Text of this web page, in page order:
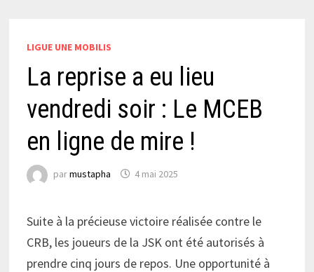
LIGUE UNE MOBILIS
La reprise a eu lieu
vendredi soir : Le MCEB
en ligne de mire !
parmustapha 4 mai 2025
Suite à la précieuse victoire réalisée contre le
CRB, les joueurs de la JSK ont été autorisés à
prendre cinq jours de repos. Une opportunité à